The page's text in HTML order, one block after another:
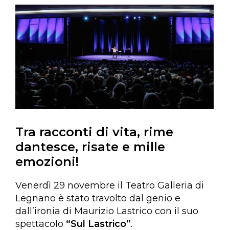
o
n
Tra racconti di vita, rime
dantesce, risate e mille
emozioni!
Venerdì 29 novembre il Teatro Galleria di
Legnano è stato travolto dal genio e
dall’ironia di Maurizio Lastrico con il suo
spettacolo “Sul Lastrico”.